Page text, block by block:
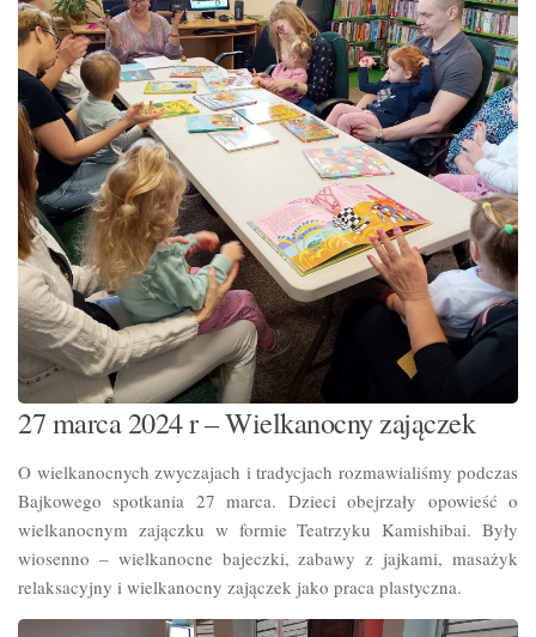
27 marca 2024 r – Wielkanocny zajączek
O wielkanocnych zwyczajach i tradycjach rozmawialiśmy podczas
Bajkowego spotkania 27 marca. Dzieci obejrzały opowieść o
wielkanocnym zajączku w formie Teatrzyku Kamishibai. Były
wiosenno – wielkanocne bajeczki, zabawy z jajkami, masażyk
relaksacyjny i wielkanocny zajączek jako praca plastyczna.